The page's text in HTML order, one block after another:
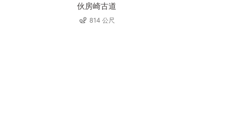
伙房崎古道
814 公尺